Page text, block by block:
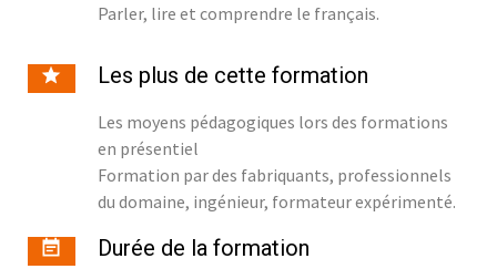
Parler, lire et comprendre le français.
Les plus de cette formation
Les moyens pédagogiques lors des formations
en présentiel
Formation par des fabriquants, professionnels
du domaine, ingénieur, formateur expérimenté.
Durée de la formation